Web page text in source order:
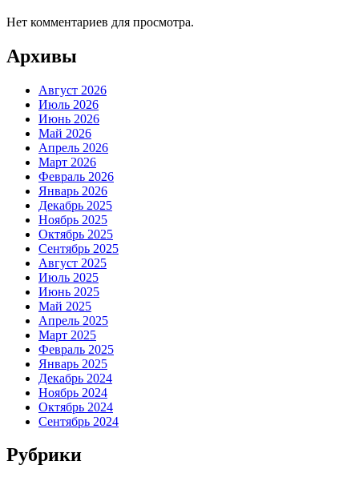
Нет комментариев для просмотра.
Архивы
Август 2026
Июль 2026
Июнь 2026
Май 2026
Апрель 2026
Март 2026
Февраль 2026
Январь 2026
Декабрь 2025
Ноябрь 2025
Октябрь 2025
Сентябрь 2025
Август 2025
Июль 2025
Июнь 2025
Май 2025
Апрель 2025
Март 2025
Февраль 2025
Январь 2025
Декабрь 2024
Ноябрь 2024
Октябрь 2024
Сентябрь 2024
Рубрики